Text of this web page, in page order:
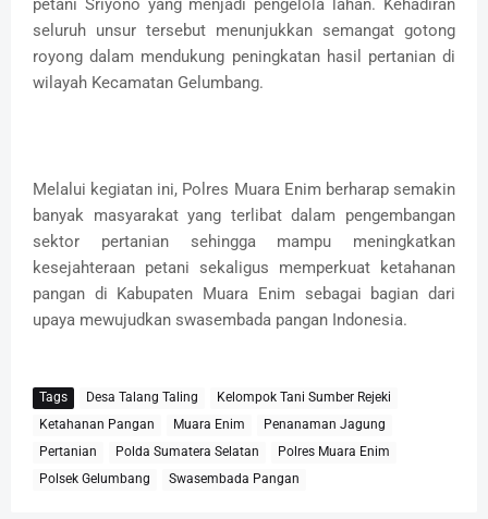
petani Sriyono yang menjadi pengelola lahan. Kehadiran
seluruh unsur tersebut menunjukkan semangat gotong
royong dalam mendukung peningkatan hasil pertanian di
wilayah Kecamatan Gelumbang.
Melalui kegiatan ini, Polres Muara Enim berharap semakin
banyak masyarakat yang terlibat dalam pengembangan
sektor pertanian sehingga mampu meningkatkan
kesejahteraan petani sekaligus memperkuat ketahanan
pangan di Kabupaten Muara Enim sebagai bagian dari
upaya mewujudkan swasembada pangan Indonesia.
Tags Desa Talang Taling
Kelompok Tani Sumber Rejeki
Ketahanan Pangan
Muara Enim
Penanaman Jagung
Pertanian
Polda Sumatera Selatan
Polres Muara Enim
Polsek Gelumbang
Swasembada Pangan